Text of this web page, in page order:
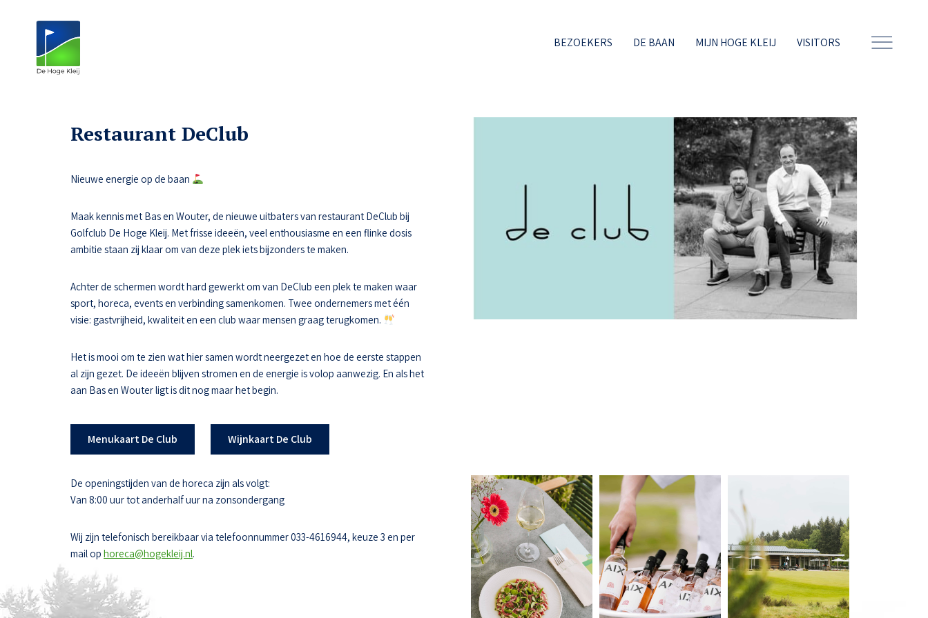
BEZOEKERS DE BAAN MIJN HOGE KLEIJ VISITORS
Restaurant DeClub
Nieuwe energie op de baan
Maak kennis met Bas en Wouter, de nieuwe uitbaters van restaurant DeClub bij
Golfclub De Hoge Kleij. Met frisse ideeën, veel enthousiasme en een flinke dosis
ambitie staan zij klaar om van deze plek iets bijzonders te maken.
Achter de schermen wordt hard gewerkt om van DeClub een plek te maken waar
sport, horeca, events en verbinding samenkomen. Twee ondernemers met één
visie: gastvrijheid, kwaliteit en een club waar mensen graag terugkomen.
Het is mooi om te zien wat hier samen wordt neergezet en hoe de eerste stappen
al zijn gezet. De ideeën blijven stromen en de energie is volop aanwezig. En als het
aan Bas en Wouter ligt is dit nog maar het begin.
Menukaart De Club Wijnkaart De Club
De openingstijden van de horeca zijn als volgt:
Van 8:00 uur tot anderhalf uur na zonsondergang
Wij zijn telefonisch bereikbaar via telefoonnummer 033-4616944, keuze 3 en per
mail op horeca@hogekleij.nl.